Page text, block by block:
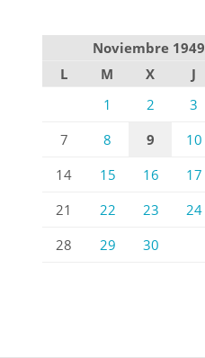
Noviembre 1949
L
M X J
1
2 3
7
8 9 10
14
15 16 17
21
22 23 24
28
29 30